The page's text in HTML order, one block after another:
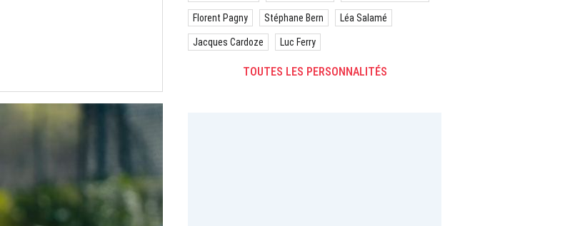
Florent Pagny Stéphane Bern Léa Salamé
Jacques Cardoze Luc Ferry
TOUTES LES PERSONNALITÉS